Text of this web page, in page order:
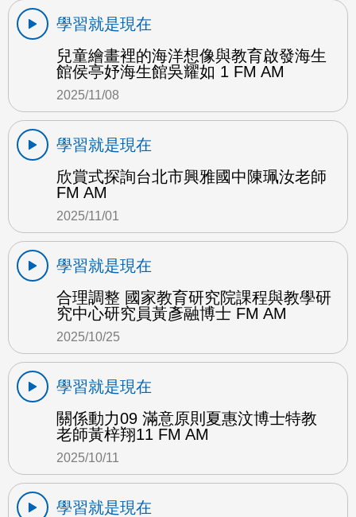
學習就是現在
兒童繪畫裡的海洋想像與教育啟發海生
館侯亭妤海生館吳耀如 1 FM AM
2025/11/08
學習就是現在
欣賞式探詢台北市興雅國中陳珮汝老師
FM AM
2025/11/01
學習就是現在
合理調整 國家教育研究院課程與教學研
究中心研究員黃彥融博士 FM AM
2025/10/25
學習就是現在
關係動力09 滿意原則夏惠汶博士特教
老師黃梓翔11 FM AM
2025/10/11
學習就是現在